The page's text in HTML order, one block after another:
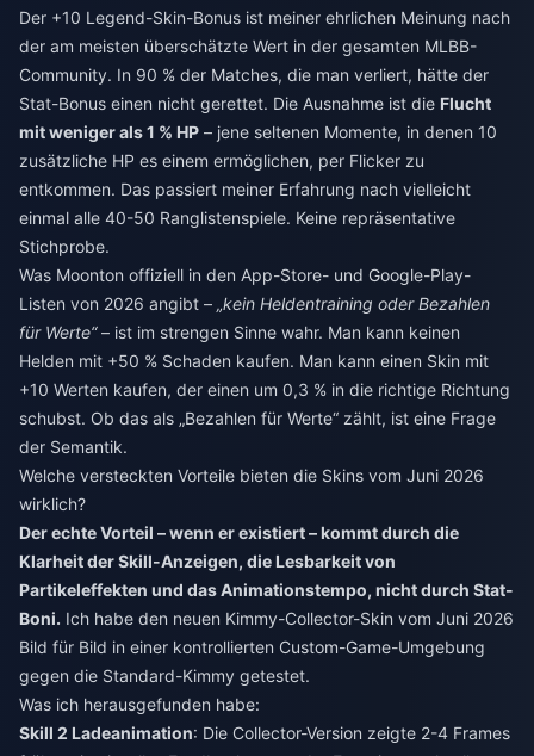
Der +10 Legend-Skin-Bonus ist meiner ehrlichen Meinung nach
der am meisten überschätzte Wert in der gesamten MLBB-
Community. In 90 % der Matches, die man verliert, hätte der
Stat-Bonus einen nicht gerettet. Die Ausnahme ist die Flucht
mit weniger als 1 % HP – jene seltenen Momente, in denen 10
zusätzliche HP es einem ermöglichen, per Flicker zu
entkommen. Das passiert meiner Erfahrung nach vielleicht
einmal alle 40-50 Ranglistenspiele. Keine repräsentative
Stichprobe.
Was Moonton offiziell in den App-Store- und Google-Play-
Listen von 2026 angibt – „kein Heldentraining oder Bezahlen
für Werte“– ist im strengen Sinne wahr. Man kann keinen
Helden mit +50 % Schaden kaufen. Man kann einen Skin mit
+10 Werten kaufen, der einen um 0,3 % in die richtige Richtung
schubst. Ob das als „Bezahlen für Werte“ zählt, ist eine Frage
der Semantik.
Welche versteckten Vorteile bieten die Skins vom Juni 2026
wirklich?
Der echte Vorteil – wenn er existiert – kommt durch die
Klarheit der Skill-Anzeigen, die Lesbarkeit von
Partikeleffekten und das Animationstempo, nicht durch Stat-
Boni. Ich habe den neuen Kimmy-Collector-Skin vom Juni 2026
Bild für Bild in einer kontrollierten Custom-Game-Umgebung
gegen die Standard-Kimmy getestet.
Was ich herausgefunden habe:
Skill 2 Ladeanimation: Die Collector-Version zeigte 2-4 Frames